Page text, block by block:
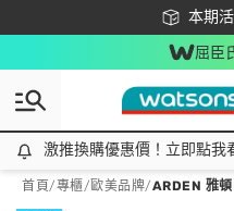
本期
下載
屈臣
激推換購優惠價！立即點我看
激推換購優惠價！立即點我
首頁/專櫃/ 歐美品牌/ARDEN 雅